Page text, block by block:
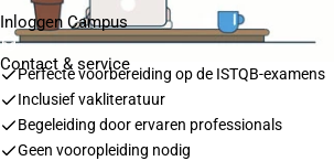
Inloggen Campus
Contact & service
Perfecte voorbereiding op de ISTQB-examens
Inclusief vakliteratuur
Begeleiding door ervaren professionals
Geen vooropleiding nodig